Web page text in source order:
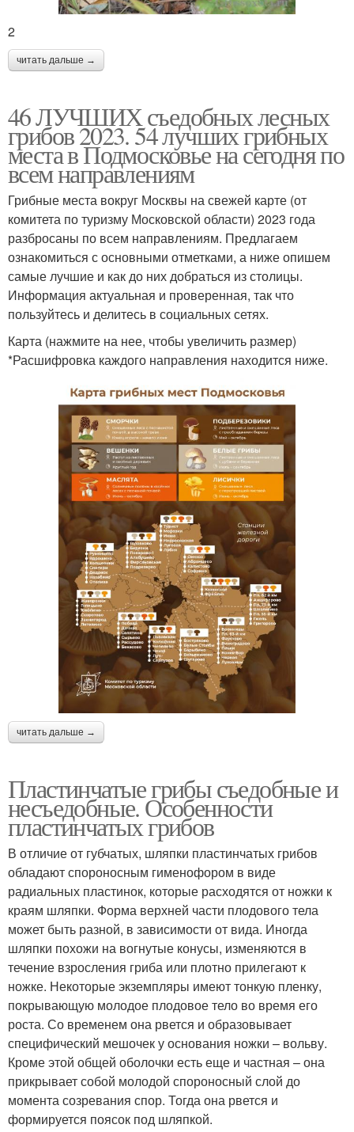
2
читать дальше →
46 ЛУЧШИХ съедобных лесных
грибов 2023. 54 лучших грибных
места в Подмосковье на сегодня по
всем направлениям
Грибные места вокруг Москвы на свежей карте (от
комитета по туризму Московской области) 2023 года
разбросаны по всем направлениям. Предлагаем
ознакомиться с основными отметками, а ниже опишем
самые лучшие и как до них добраться из столицы.
Информация актуальная и проверенная, так что
пользуйтесь и делитесь в социальных сетях.
Карта (нажмите на нее, чтобы увеличить размер)
*Расшифровка каждого направления находится ниже.
читать дальше →
Пластинчатые грибы съедобные и
несъедобные. Особенности
пластинчатых грибов
В отличие от губчатых, шляпки пластинчатых грибов
обладают спороносным гименофором в виде
радиальных пластинок, которые расходятся от ножки к
краям шляпки. Форма верхней части плодового тела
может быть разной, в зависимости от вида. Иногда
шляпки похожи на вогнутые конусы, изменяются в
течение взросления гриба или плотно прилегают к
ножке. Некоторые экземпляры имеют тонкую пленку,
покрывающую молодое плодовое тело во время его
роста. Со временем она рвется и образовывает
специфический мешочек у основания ножки – вольву.
Кроме этой общей оболочки есть еще и частная – она
прикрывает собой молодой спороносный слой до
момента созревания спор. Тогда она рвется и
формируется поясок под шляпкой.